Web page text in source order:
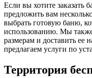
Если вы хотите заказать
предложить вам
выбрать готовую баню,
использованию. Мы
размерам и доставить ее
предлагаем услуги по
Территория